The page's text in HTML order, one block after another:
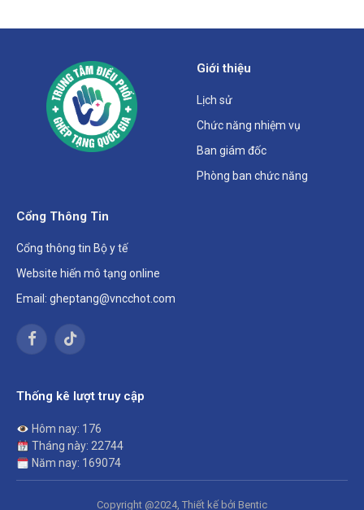
Giới thiệu
Lịch sử
Chức năng nhiệm vụ
Ban giám đốc
Phòng ban chức năng
Cổng Thông Tin
Cổng thông tin Bộ y tế
Website hiến mô tạng online
Email: gheptang@vncchot.com
FacebookTikTok
Thống kê lượt truy cập
Hôm nay: 176
Tháng này: 22744
Năm nay: 169074
Copyright @2024, Thiết kế bởi Bentic